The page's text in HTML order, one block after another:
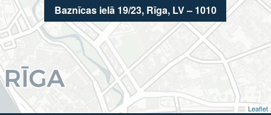
Baznīcas ielā 19/23, Rīga, LV – 1010
Leaflet